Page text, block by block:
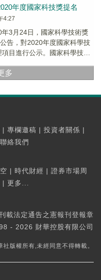
年度國家科技獎提名
4:27
3月24日，國家科學技術獎
告，對2020年度國家科學技
目進行公示。國家科學技術
多
| 專欄邀稿 | 投資者關係 |
聯絡我們
| 時代財經 | 證券市場周
| 更多...
載法定通告之憲報刊登報章
- 2026 財華控股有限公司
社版權所有,未經同意不得轉載。